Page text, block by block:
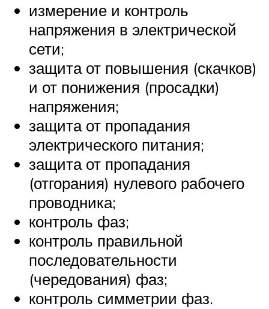
измерение и контроль
напряжения в электрической
сети;
защита от повышения (скачков)
и от понижения (просадки)
напряжения;
защита от пропадания
электрического питания;
защита от пропадания
(отгорания) нулевого рабочего
проводника;
контроль фаз;
контроль правильной
последовательности
(чередования) фаз;
контроль симметрии фаз.